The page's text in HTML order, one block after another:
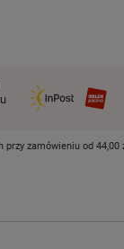
przy zamówieniu od 44,00